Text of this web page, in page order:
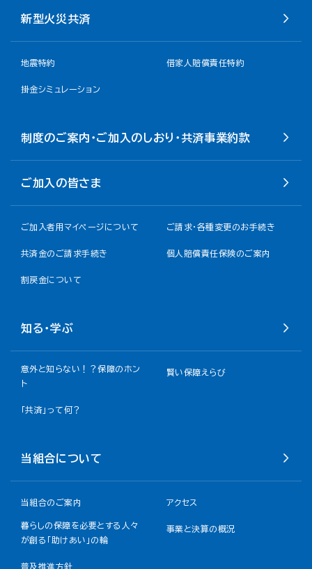
新型火災共済
地震特約 借家人賠償責任特約
掛金シミュレーション
制度のご案内・ご加入のしおり・共済事業約款
ご加入の皆さま
ご加入者用マイページについて ご請求・各種変更のお手続き
共済金のご請求手続き 個人賠償責任保険のご案内
割戻金について​
知る・学ぶ
意外と知らない！？保障のホン
ト
賢い保障えらび
「共済」って何？
当組合について
当組合のご案内 アクセス
暮らしの保障を必要とする人々
が創る「助けあい」の輪
事業と決算の概況
普及推進方針